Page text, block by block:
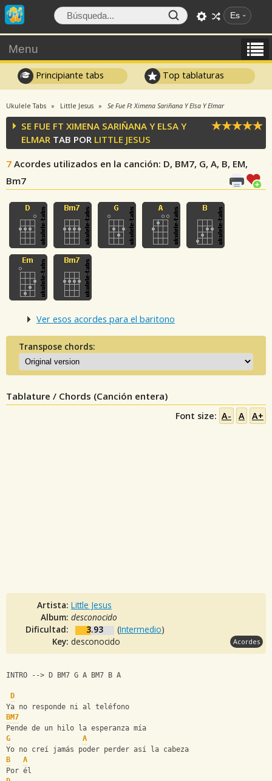
Es
Menu
Principiante tabs Top tablaturas
Ukulele Tabs Little Jesus Se Fue Ft Ximena Sariñana Y Elsa Y Elmar
SE FUE FT XIMENA SARIÑANA Y ELSA Y
ELMAR TAB POR LITTLE JESUS
7 Acordes utilizados en la canción: D, BM7, G, A, B, EM,
Bm7
Ver esos acordes para el baritono
Transpose chords:
Tablature / Chords (Canción entera)
Font size: A- A A+
Artista: Little Jesus
Album: desconocido
Dificultad:
3.93 (Intermedio)
Key: desconocido Acordes
INTRO --> D BM7 G A BM7 B A
D
Ya no responde ni al teléfono
BM7
Pende de un hilo la esperanza mía
G
A
Yo no creí jamás poder perder así la cabeza
B
A
Por él